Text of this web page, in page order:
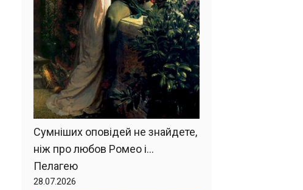
Сумніших оповідей не знайдете,
ніж про любов Ромео і…
Пелагею
28.07.2026